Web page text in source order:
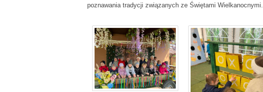
poznawania tradycji związanych ze Świętami Wielkanocnymi.